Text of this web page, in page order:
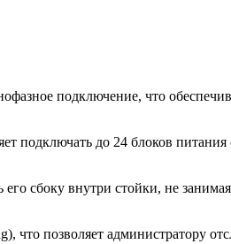
подключение, что
подключать до 24 блоков
сбоку внутри стойки, не
что позволяет администратору